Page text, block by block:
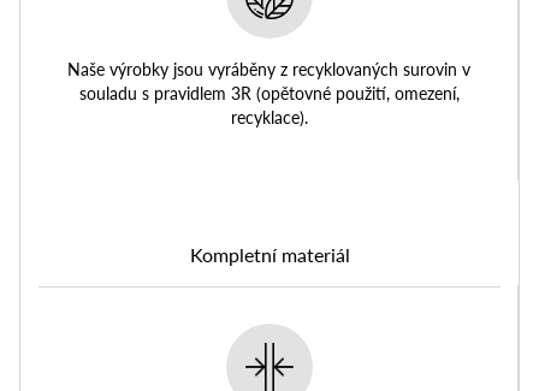
Naše výrobky jsou vyráběny z recyklovaných surovin v
souladu s pravidlem 3R (opětovné použití, omezení,
recyklace).
Kompletní materiál